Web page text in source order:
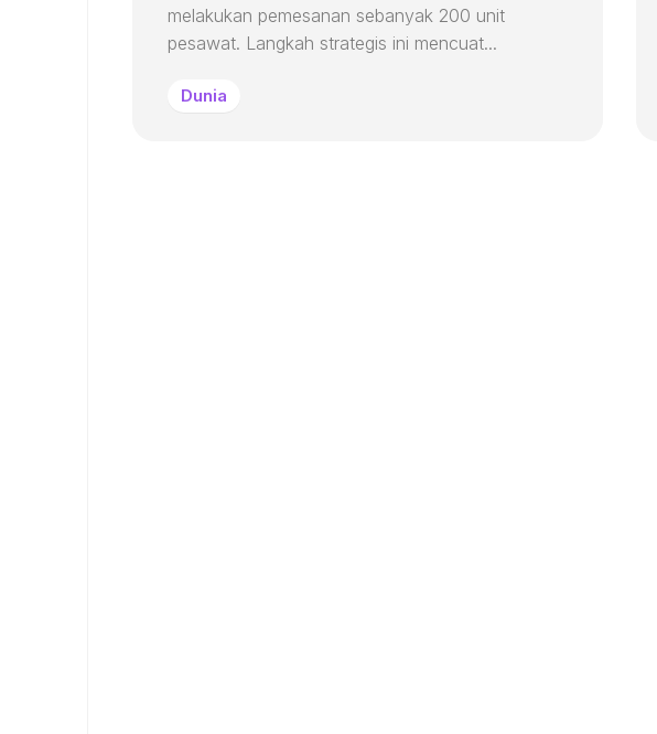
melakukan pemesanan sebanyak 200 unit
pesawat. Langkah strategis ini mencuat...
Dunia